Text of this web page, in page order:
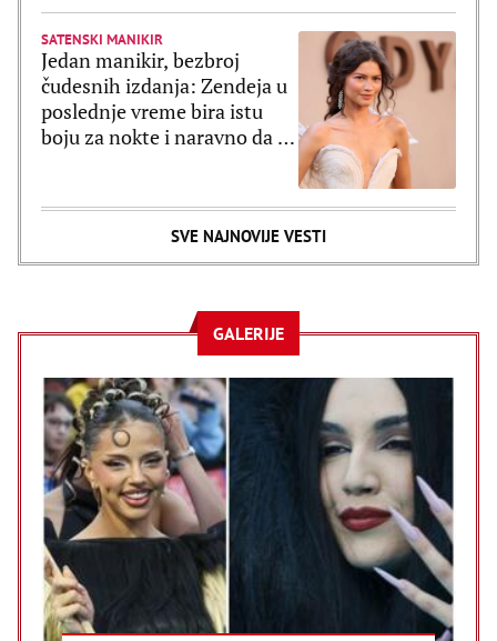
SATENSKI MANIKIR
Jedan manikir, bezbroj
čudesnih izdanja: Zendeja u
poslednje vreme bira istu
boju za nokte i naravno da je
SVE NAJNOVIJE VESTI
GALERIJE